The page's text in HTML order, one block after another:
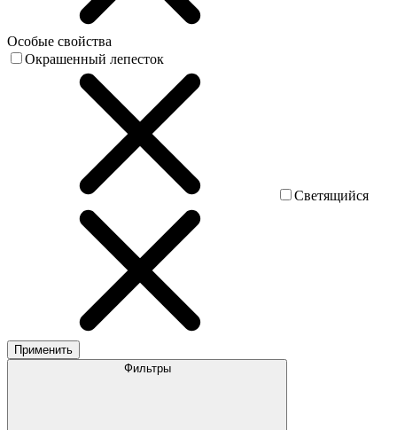
Особые свойства
Окрашенный лепесток
Светящийся
Применить
Фильтры